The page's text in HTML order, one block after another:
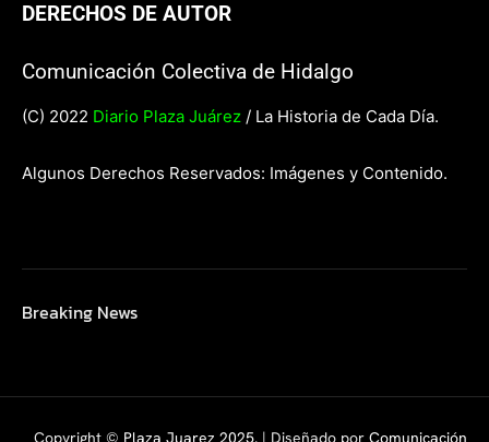
DERECHOS DE AUTOR
Comunicación Colectiva de Hidalgo
(C) 2022 Diario Plaza Juárez / La Historia de Cada Día.
Algunos Derechos Reservados: Imágenes y Contenido.
Breaking News
Copyright © Plaza Juarez 2025. | Diseñado por Comunicación